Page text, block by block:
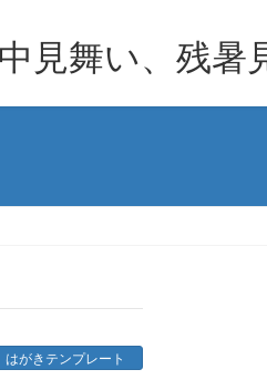
見舞い、残暑
はがきテンプレート